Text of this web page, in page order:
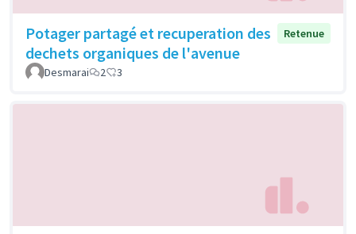
Potager partagé et recuperation des
dechets organiques de l'avenue
Retenue
Desmarai 2 3